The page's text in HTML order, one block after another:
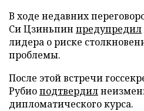
В ходе недавних
Си Цзиньпин предупредил
лидера о риске
проблемы.
После этой встречи
Рубиоподтвердил
дипломатического курса.